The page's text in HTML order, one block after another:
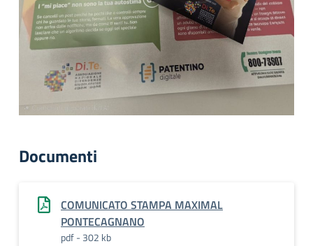
Documenti
COMUNICATO STAMPA MAXIMAL
PONTECAGNANO
pdf - 302 kb